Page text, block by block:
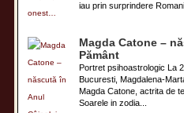
iau prin surprindere
Magda Catone –
Pământ
Portret psihoastrologic La
Bucuresti, Magdalena-
Magda Catone, actrita de
Soarele in zodia...